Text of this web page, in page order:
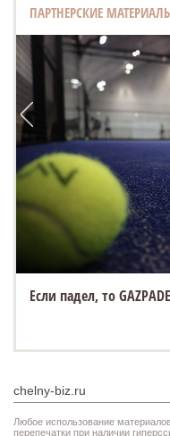
ПАРТНЕРСКИЕ
Если падел, то
chelny-biz.ru
Любое использование
перепечатки при наличии